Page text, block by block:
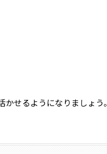
せるようになりましょう。